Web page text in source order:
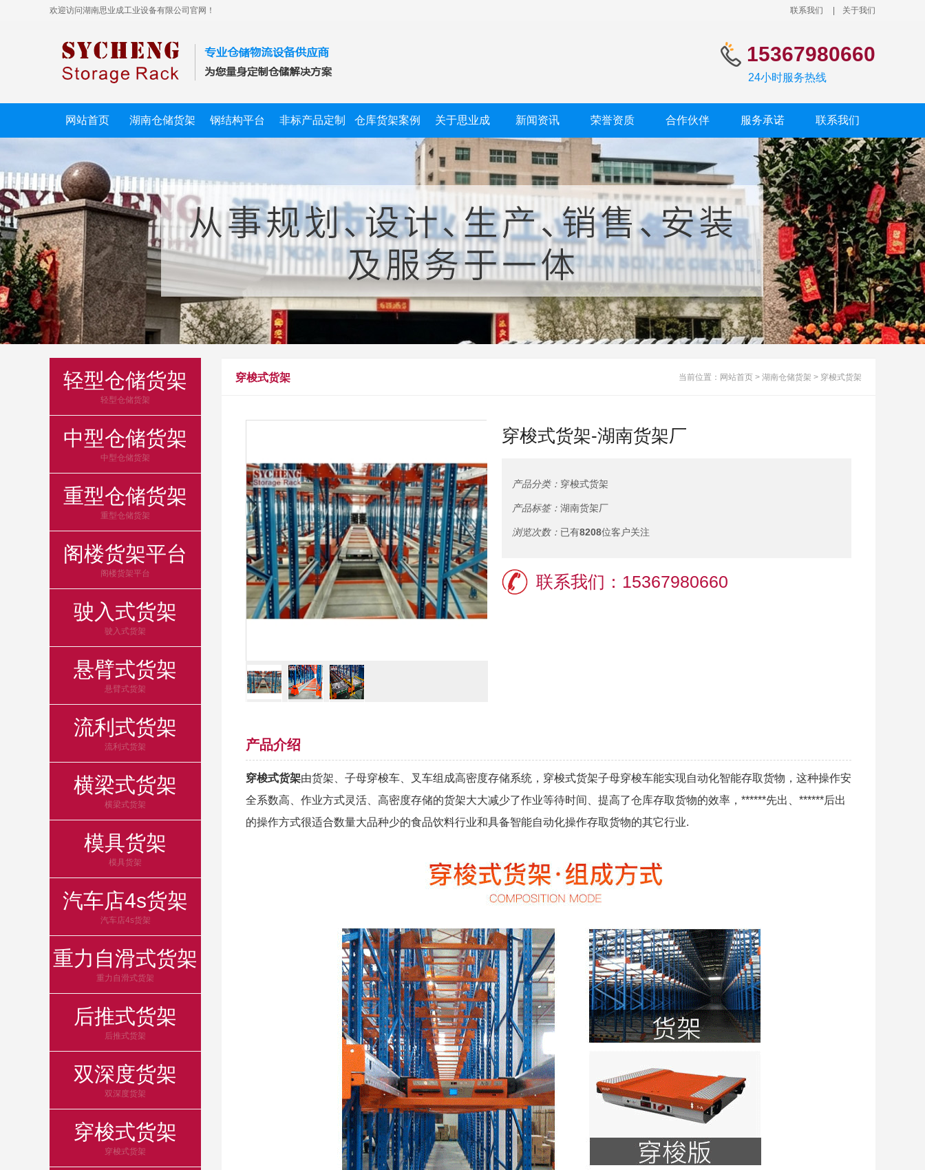
联系我们 关于我们
欢迎访问湖南思业成工业设备有限公司官网！
15367980660
24小时服务热线
网站首页 湖南仓储货架 钢结构平台 非标产品定制 仓库货架案例 关于思业成 新闻资讯 荣誉资质 合作伙伴 服务承诺 联系我们
轻型仓储货架
轻型仓储货架
中型仓储货架
中型仓储货架
重型仓储货架
重型仓储货架
阁楼货架平台
阁楼货架平台
驶入式货架
驶入式货架
悬臂式货架
悬臂式货架
流利式货架
流利式货架
横梁式货架
横梁式货架
模具货架
模具货架
汽车店4s货架
汽车店4s货架
重力自滑式货架
重力自滑式货架
后推式货架
后推式货架
双深度货架
双深度货架
穿梭式货架
穿梭式货架
当前位置： 网站首页 > 湖南仓储货架 > 穿梭式货架
穿梭式货架
穿梭式货架-湖南货架厂
产品分类： 穿梭式货架
产品标签： 湖南货架厂
浏览次数： 已有8208位客户关注
联系我们：15367980660
产品介绍
穿梭式货架由货架、子母穿梭车、叉车组成高密度存储系统，穿梭式货架子母穿梭车能实现自动化智能存取货物，这种操作安
全系数高、作业方式灵活、高密度存储的货架大大减少了作业等待时间、提高了仓库存取货物的效率，******先出、******后出
的操作方式很适合数量大品种少的食品饮料行业和具备智能自动化操作存取货物的其它行业.